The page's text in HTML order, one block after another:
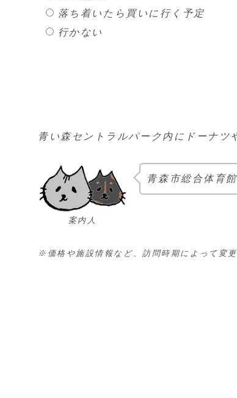
落ち着いたら買いに行く予定
行かない
青い森セントラルパーク内にドーナツ
案内人
青森市総合体育
※価格や施設情報など、訪問時期によって変